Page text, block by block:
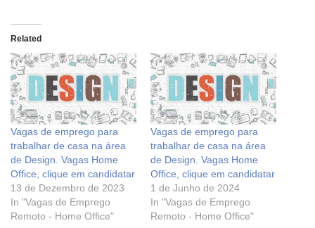
Related
Vagas de emprego para
trabalhar de casa na área
de Design. Vagas Home
Office, clique em candidatar
13 de Dezembro de 2023
In "Vagas de Emprego
Remoto - Home Office"
Vagas de emprego para
trabalhar de casa na área
de Design. Vagas Home
Office, clique em candidatar
1 de Junho de 2024
In "Vagas de Emprego
Remoto - Home Office"